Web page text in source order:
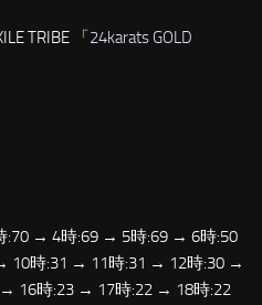
TRIBE 「24karats GOLD
→ 4時:69 → 5時:69 → 6時:50
10時:31 → 11時:31 → 12時:30 →
16時:23 → 17時:22 → 18時:22